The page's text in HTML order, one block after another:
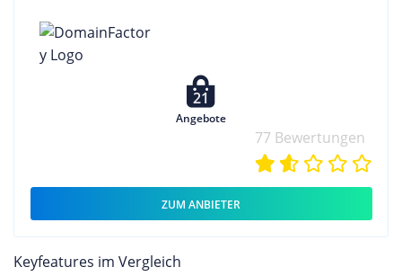
21
Angebote
77 Bewertungen
ZUM ANBIETER
Keyfeatures im Vergleich